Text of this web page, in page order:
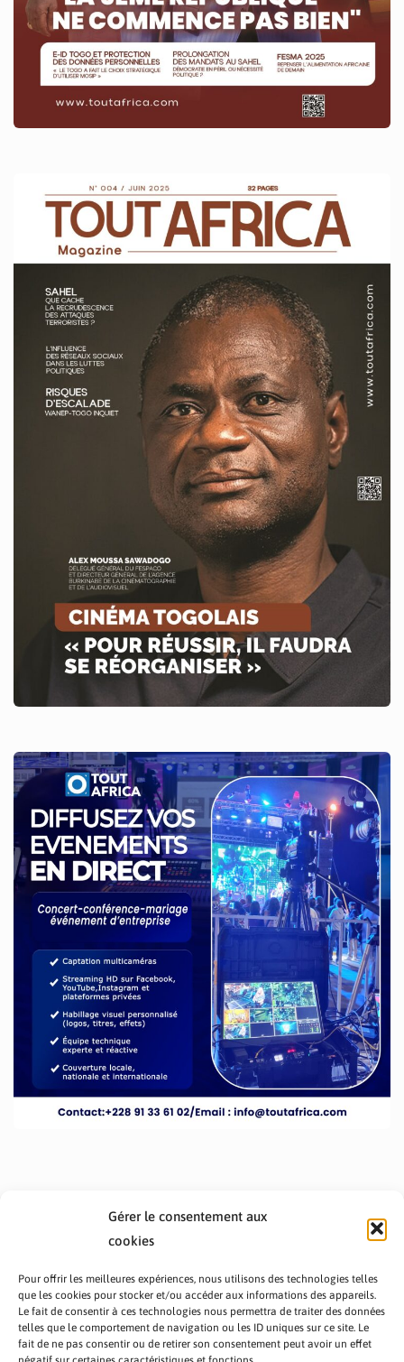
Gérer le consentement aux
cookies
Pour offrir les meilleures expériences, nous utilisons des technologies telles
que les cookies pour stocker et/ou accéder aux informations des appareils.
Le fait de consentir à ces technologies nous permettra de traiter des données
telles que le comportement de navigation ou les ID uniques sur ce site. Le
fait de ne pas consentir ou de retirer son consentement peut avoir un effet
PRÉSENTATION TOUTAFRICA A PROPOS